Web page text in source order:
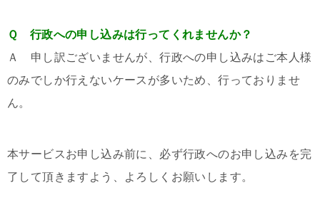
Ｑ 行政への申し込みは行ってくれませんか？
Ａ 申し訳ございませんが、行政への申し込みはご本人様
のみでしか行えないケースが多いため、行っておりませ
ん。
本サービスお申し込み前に、必ず行政へのお申し込みを完
了して頂きますよう、よろしくお願いします。